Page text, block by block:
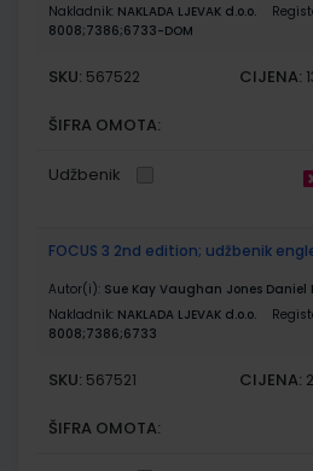
Nakladnik: NAKLADA LJEVAK d.o.o.
8008;7386;6733-DOM
SKU: 567522 CIJENA:
ŠIFRA OMOTA:
Udžbenik
FOCUS 3 2nd edition; udžbenik
Autor(i): Sue Kay Vaughan Jones Daniel
Nakladnik: NAKLADA LJEVAK d.o.o.
8008;7386;6733
SKU: 567521 CIJENA:
ŠIFRA OMOTA: